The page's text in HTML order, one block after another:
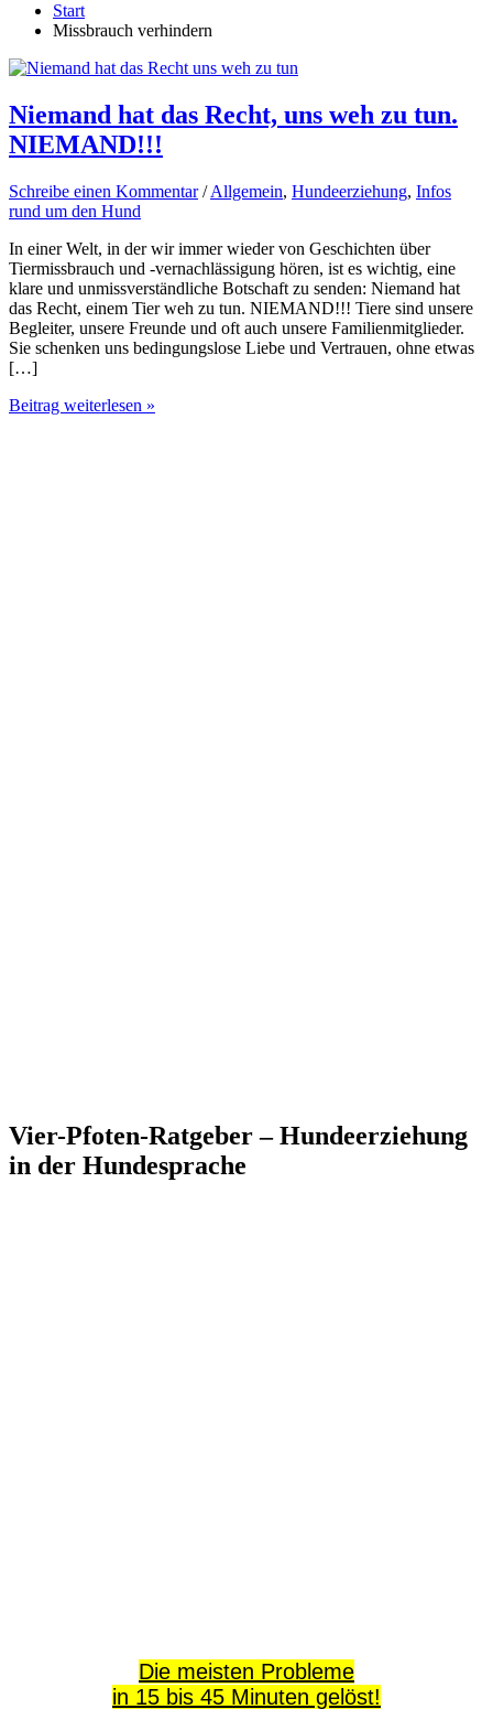
Start
Missbrauch verhindern
Niemand hat das Recht, uns weh zu tun.
NIEMAND!!!
Schreibe einen Kommentar /Allgemein, Hundeerziehung, Infos
rund um den Hund
In einer Welt, in der wir immer wieder von Geschichten über
Tiermissbrauch und -vernachlässigung hören, ist es wichtig, eine
klare und unmissverständliche Botschaft zu senden: Niemand hat
das Recht, einem Tier weh zu tun. NIEMAND!!! Tiere sind unsere
Begleiter, unsere Freunde und oft auch unsere Familienmitglieder.
Sie schenken uns bedingungslose Liebe und Vertrauen, ohne etwas
[…]
Niemand
Beitrag weiterlesen »
Vier-Pfoten-Ratgeber – Hundeerziehung
in der Hundesprache
Die meisten Probleme
in 15 bis 45 Minuten gelöst!